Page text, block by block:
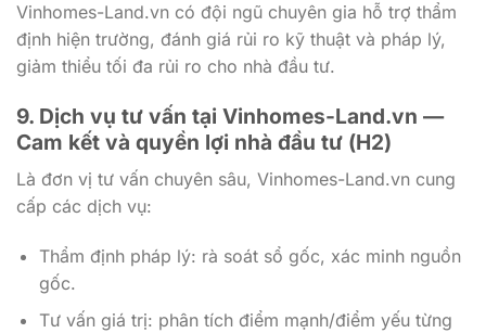
Vinhomes-Land.vn có đội ngũ chuyên gia hỗ trợ thẩm
định hiện trường, đánh giá rủi ro kỹ thuật và pháp lý,
giảm thiểu tối đa rủi ro cho nhà đầu tư.
9. Dịch vụ tư vấn tại Vinhomes-Land.vn —
Cam kết và quyền lợi nhà đầu tư (H2)
Là đơn vị tư vấn chuyên sâu, Vinhomes-Land.vn cung
cấp các dịch vụ:
Thẩm định pháp lý: rà soát sổ gốc, xác minh nguồn
gốc.
Tư vấn giá trị: phân tích điểm mạnh/điểm yếu từng